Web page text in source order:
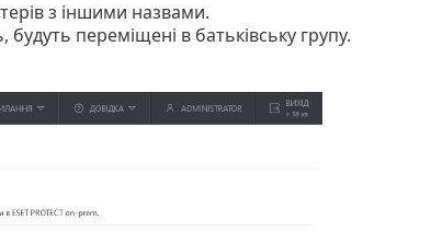
з іншими назвами.
переміщені в батьківську групу.